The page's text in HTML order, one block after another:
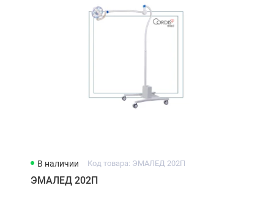
В наличии Код товара: ЭМАЛЕД 202П
ЭМАЛЕД 202П